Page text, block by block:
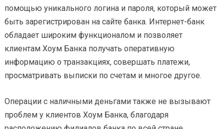
помощью уникального логина и пароля, который может
быть зарегистрирован на сайте банка. Интернет-банк
обладает широким функционалом и позволяет
клиентам Хоум Банка получать оперативную
информацию о транзакциях, совершать платежи,
просматривать выписки по счетам и многое другое.
Операции с наличными деньгами также не вызывают
проблем у клиентов Хоум Банка, благодаря